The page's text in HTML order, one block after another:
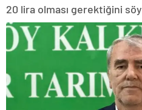
20 lira olması gerektiğini